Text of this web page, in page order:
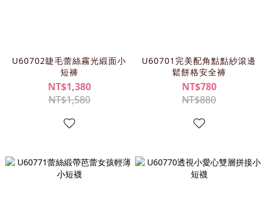
U60702睫毛蕾絲霧光緞面小
短褲
NT$1,380
NT$1,580
U60701完美配角點點紗滾邊
鬆餅格安全褲
NT$780
NT$880